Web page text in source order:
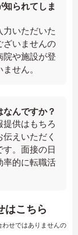
られてしま
いただいた
ざいませんの
院や施設が登
せん。
んですか？
供はもちろ
えいただく
す。面接の日
率的に転職活
はこちら
せではありませんの